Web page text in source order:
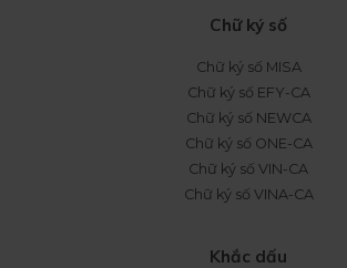
Chữ ký số
Chữ ký số MISA
Chữ ký số EFY-CA
Chữ ký số NEWCA
Chữ ký số ONE-CA
Chữ ký số VIN-CA
Chữ ký số VINA-CA
Khắc dấu